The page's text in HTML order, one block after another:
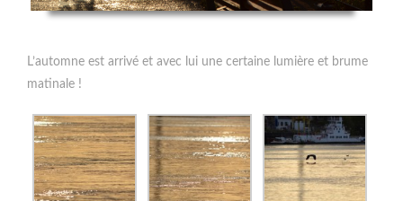
L’automne est arrivé et avec lui une certaine lumière et brume
matinale !